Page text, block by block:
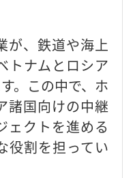
が、鉄道や海上
トナムとロシア
。この中で、ホ
諸国向けの中継
ェクトを進める
役割を担ってい